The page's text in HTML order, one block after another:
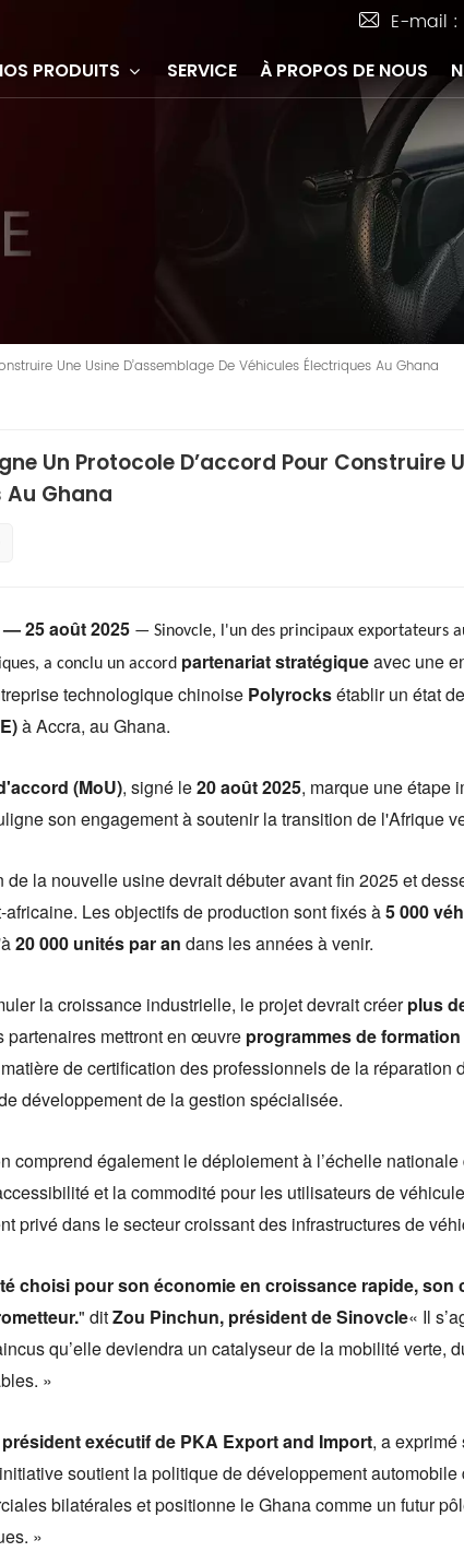
E-mail :
PRODUITS SERVICE À PROPOS DE NOUS
Une Usine D’assemblage De Véhicules Électriques Au Ghana
Un Protocole D’accord Pour Construire
Au Ghana
25 août 2025 — Sinovcle, l'un des principaux exportateurs
a conclu un accord partenariat stratégiqueavec une
technologique chinoise Polyrocksétablir un état
à Accra, au Ghana.
(MoU), signé le20 août 2025, marque une étape
son engagement à soutenir la transition de l'Afrique
de la nouvelle usine devrait débuter avant fin 2025 et
africaine. Les objectifs de production sont fixés à5 000
20 000 unités par an dans les années à venir.
la croissance industrielle, le projet devrait créerplus
partenaires mettront en œuvre programmes de
de certification des professionnels de la
développement de la gestion spécialisée.
comprend également le déploiement à l’échelle nationale
et la commodité pour les utilisateurs de
privé dans le secteur croissant des infrastructures de
choisi pour son économie en croissance rapide,
" ditZou Pinchun, président de Sinovcle« Il
qu’elle deviendra un catalyseur de la mobilité verte,
»
exécutif de PKA Export and Import, a exprimé
soutient la politique de développement
bilatérales et positionne le Ghana comme un futur
»